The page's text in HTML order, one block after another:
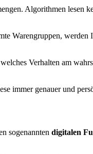
Algorithmen lesen
Warengruppen,
Verhalten am
immer genauer und
sogenannten digitalen